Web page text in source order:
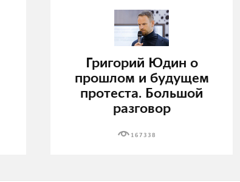
Григорий Юдин о
прошлом и будущем
протеста. Большой
разговор
167338